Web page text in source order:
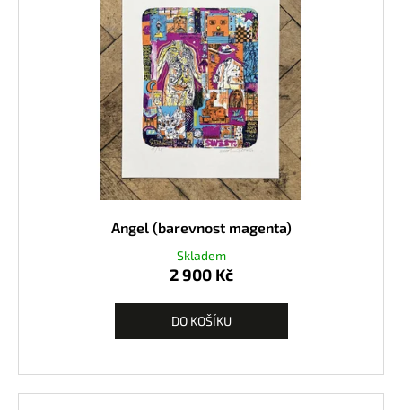
Angel (barevnost magenta)
Skladem
2 900 Kč
DO KOŠÍKU